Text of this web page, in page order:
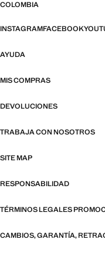
COLOMBIA
INSTAGRAMFACEBOOK
AYUDA
MIS COMPRAS
DEVOLUCIONES
TRABAJA CON NOSOTROS
SITE MAP
RESPONSABILIDAD
TÉRMINOS LEGALES
CAMBIOS, GARANTÍA,